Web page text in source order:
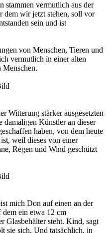
stammen vermutlich aus der
dem wir jetzt stehen, soll vor
sein und ist
von Menschen, Tieren und
vermutlich in einer alten
Menschen.
Witterung stärker ausgesetzten
damaligen Künstler an dieser
haben, von dem heute
weil dieses von einer
Regen und Wind geschützt
mich Don auf einen an der
dem ein etwa 12 cm
Glasbehälter steht. Kind, sagt
sie sich. Und tatsächlich, in